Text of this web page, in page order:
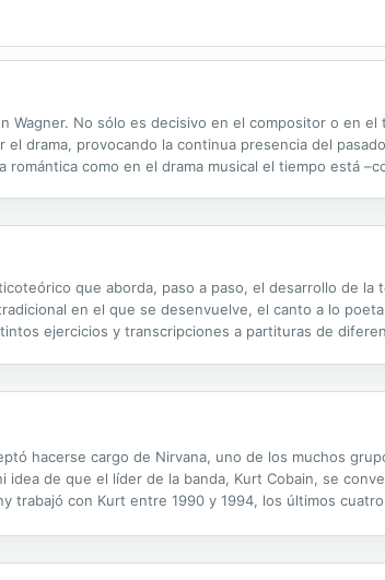
Wagner. No sólo es decisivo en el compositor o en
drama, provocando la continua presencia del
como en el drama musical el tiempo está
que aborda, paso a paso, el desarrollo de
en el que se desenvuelve, el canto a lo
ejercicios y transcripciones a partituras de
hacerse cargo de Nirvana, uno de los muchos
de que el líder de la banda, Kurt Cobain, se
trabajó con Kurt entre 1990 y 1994, los últimos